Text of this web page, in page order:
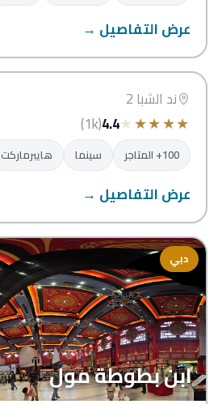
عرض التفاصيل →
دبي
ند الشبا مول
ند الشبا 2
★
★
★
★
★
4.4
(1k)
100+ المتاجر سينما هايبرماركت
عرض التفاصيل →
دبي
ابن بطوطة مول